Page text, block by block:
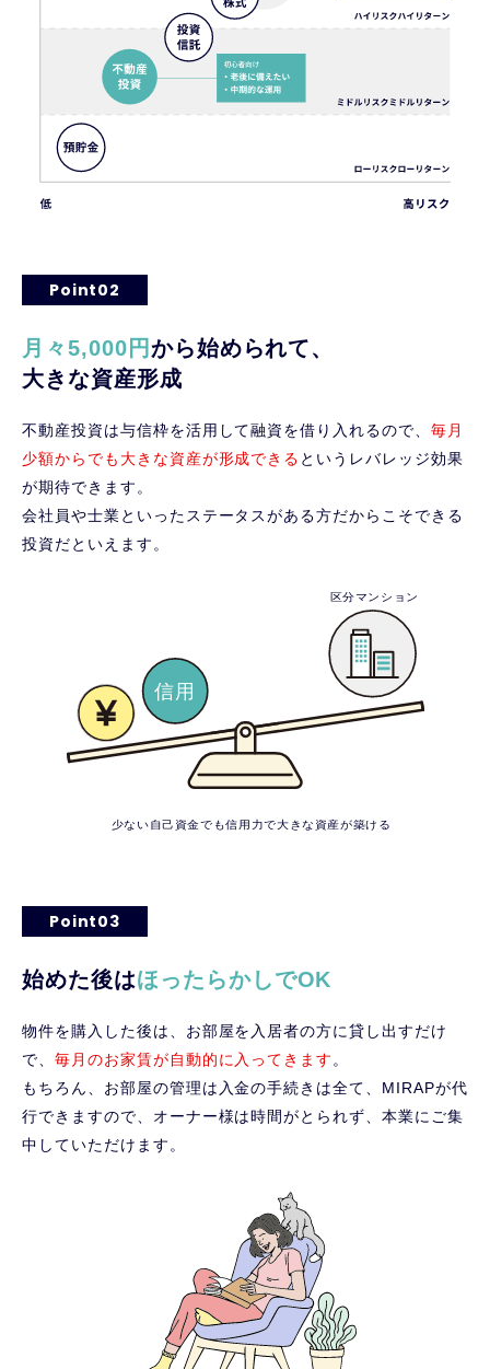
Point02
月々5,000円から始められて、
大きな資産形成
不動産投資は与信枠を活用して融資を借り入れるので、 毎月
少額からでも大きな資産が形成できる というレバレッジ効果
が期待できます。
会社員や士業といったステータスがある方だからこそできる
投資だといえます。
Point03
始めた後はほったらかしでOK
物件を購入した後は、お部屋を入居者の方に貸し出すだけ
で、 毎月のお家賃が自動的に入ってきます 。
もちろん、お部屋の管理は入金の手続きは全て、MIRAPが代
行できますので、オーナー様は時間がとられず、本業にご集
中していただけます。